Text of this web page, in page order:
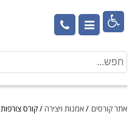

אתר קורסים /אמנות ויצירה /קורס צורפות